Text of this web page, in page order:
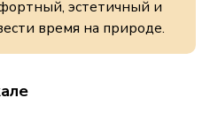
эстетичный и
время на природе.